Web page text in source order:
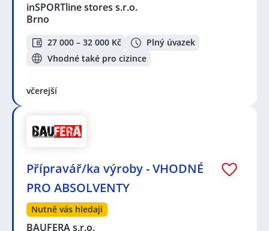
inSPORTline stores s.r.o.
Brno
27 000 – 32 000 Kč
Plný úvazek
Vhodné také pro cizince
včerejší
Přípravář/ka výroby - VHODNÉ
PRO ABSOLVENTY
Nutně vás hledají
BAUFERA s.r.o.